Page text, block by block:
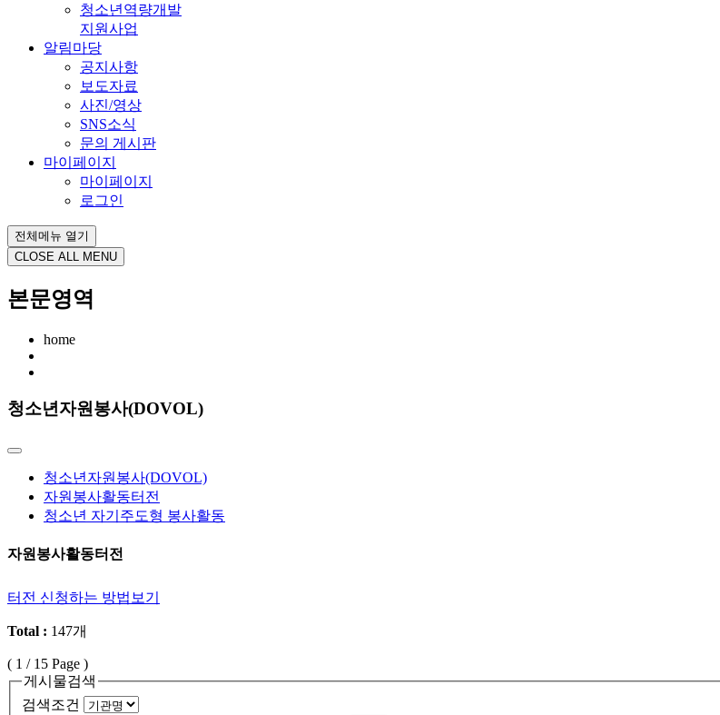
청소년역량개발
지원사업
알림마당
공지사항
보도자료
사진/영상
SNS소식
문의 게시판
마이페이지
마이페이지
로그인
전체메뉴 열기
CLOSE ALL MENU
본문영역
home
청소년자원봉사(DOVOL)
청소년자원봉사(DOVOL)
자원봉사활동터전
청소년 자기주도형 봉사활동
자원봉사활동터전
터전 신청하는 방법보기
Total : 147개
( 1 / 15 Page )
게시물검색
검색조건